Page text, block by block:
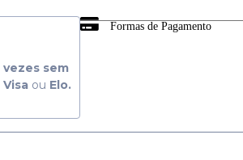
Formas de Pagamento
vezes sem
Visa ou Elo.